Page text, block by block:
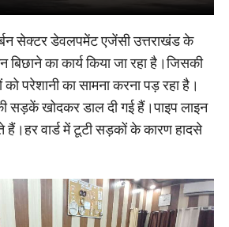
सेक्टर डेवलपमेंट एजेंसी उत्तराखंड के
बिछाने का कार्य किया जा रहा है।जिसकी
को परेशानी का सामना करना पड़ रहा है।
सड़कें खोदकर डाल दी गई हैं।पाइप लाइन
हैं।हर वार्ड में टूटी सड़कों के कारण हादसे